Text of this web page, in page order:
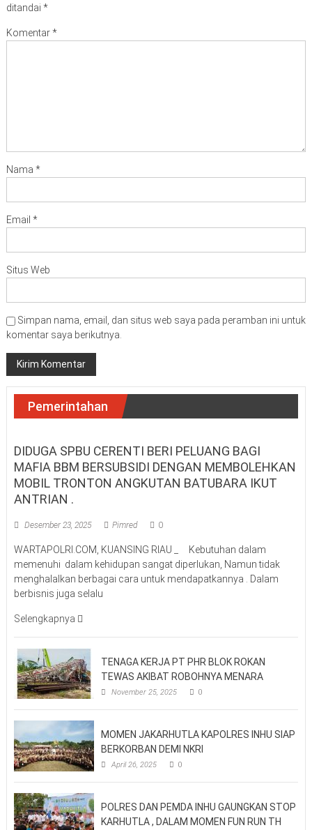
ditandai *
Komentar*
Nama *
Email *
Situs Web
Simpan nama, email, dan situs web saya pada peramban ini untuk
komentar saya berikutnya.
Pemerintahan
DIDUGA SPBU CERENTI BERI PELUANG BAGI
MAFIA BBM BERSUBSIDI DENGAN MEMBOLEHKAN
MOBIL TRONTON ANGKUTAN BATUBARA IKUT
ANTRIAN .
Desember 23, 2025 Pimred 0
WARTAPOLRI.COM, KUANSING RIAU _ Kebutuhan dalam
memenuhi dalam kehidupan sangat diperlukan, Namun tidak
menghalalkan berbagai cara untuk mendapatkannya . Dalam
berbisnis juga selalu
Selengkapnya
TENAGA KERJA PT PHR BLOK ROKAN
TEWAS AKIBAT ROBOHNYA MENARA
November 25, 2025 0
MOMEN JAKARHUTLA KAPOLRES INHU SIAP
BERKORBAN DEMI NKRI
April 26, 2025 0
POLRES DAN PEMDA INHU GAUNGKAN STOP
KARHUTLA , DALAM MOMEN FUN RUN TH